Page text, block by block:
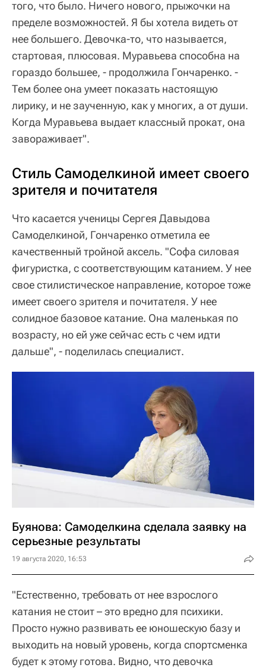
того, что было. Ничего нового, прыжочки на
пределе возможностей. Я бы хотела видеть от
нее большего. Девочка-то, что называется,
стартовая, плюсовая. Муравьева способна на
гораздо большее, - продолжила Гончаренко. -
Тем более она умеет показать настоящую
лирику, и не заученную, как у многих, а от души.
Когда Муравьева выдает классный прокат, она
завораживает".
Стиль Самоделкиной имеет своего
зрителя и почитателя
Что касается ученицы Сергея Давыдова
Самоделкиной, Гончаренко отметила ее
качественный тройной аксель. "Софа силовая
фигуристка, с соответствующим катанием. У нее
свое стилистическое направление, которое тоже
имеет своего зрителя и почитателя. У нее
солидное базовое катание. Она маленькая по
возрасту, но ей уже сейчас есть с чем идти
дальше", - поделилась специалист.
Буянова: Самоделкина сделала заявку на
серьезные результаты
19 августа 2020, 16:53
"Естественно, требовать от нее взрослого
катания не стоит – это вредно для психики.
Просто нужно развивать ее юношескую базу и
выходить на новый уровень, когда спортсменка
будет к этому готова. Видно, что девочка